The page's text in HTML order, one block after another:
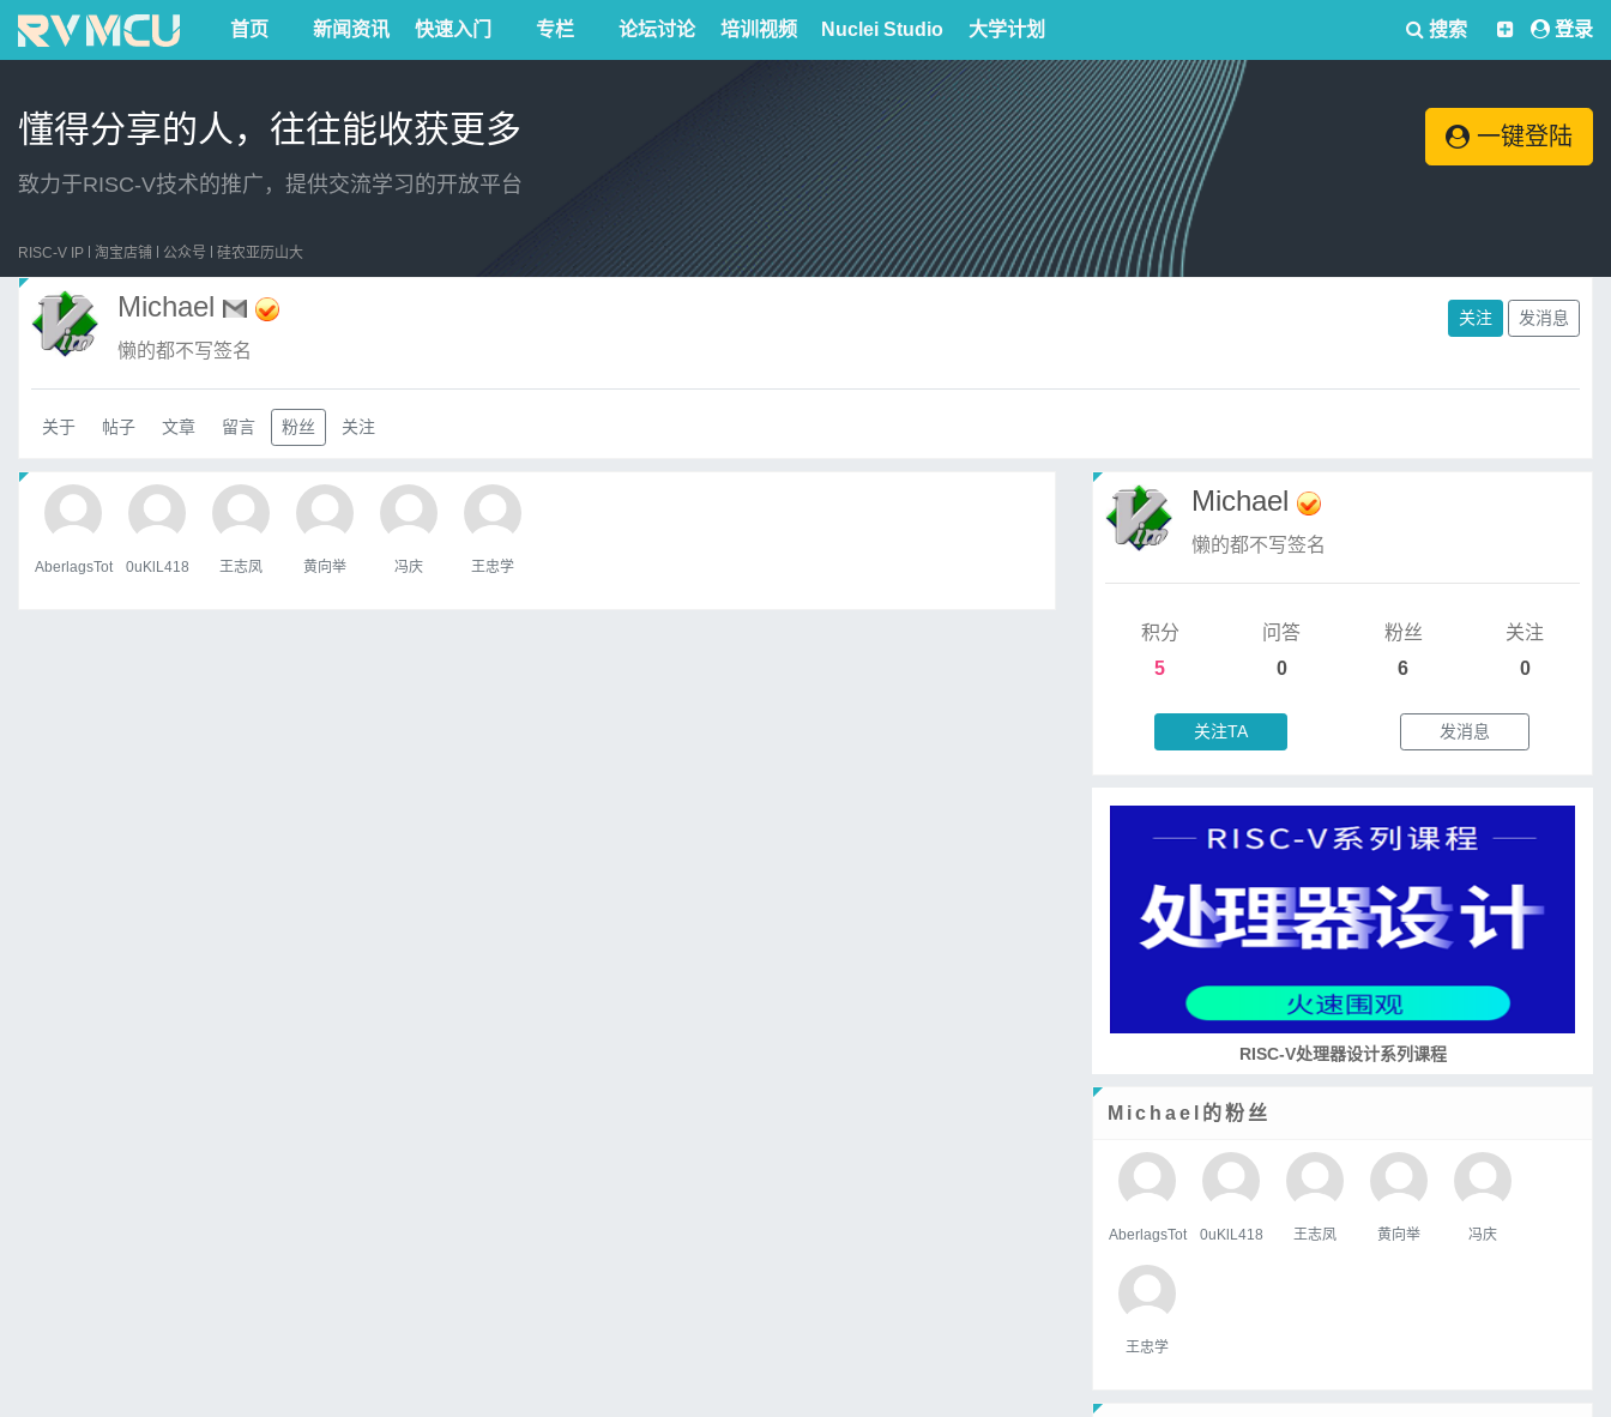
首页 新闻资讯 快速入门 专栏 论坛讨论 培训视频 Nuclei Studio 大学计划 搜索 登录
懂得分享的人，往往能收获更多
致力于RISC-V技术的推广，提供交流学习的开放平台
一键登陆
RISC-V IP 淘宝店铺 公众号 硅农亚历山大
Michael
懒的都不写签名
关注 发消息
关于 帖子 文章 留言 粉丝 关注
AberlagsTot 0uKlL418 王志凤 黄向举 冯庆 王忠学
Michael
懒的都不写签名
积分
5
问答
0
粉丝
6
关注
0
关注TA 发消息
RISC-V处理器设计系列课程
Michael的粉丝
AberlagsTot 0uKlL418 王志凤 黄向举 冯庆
王忠学